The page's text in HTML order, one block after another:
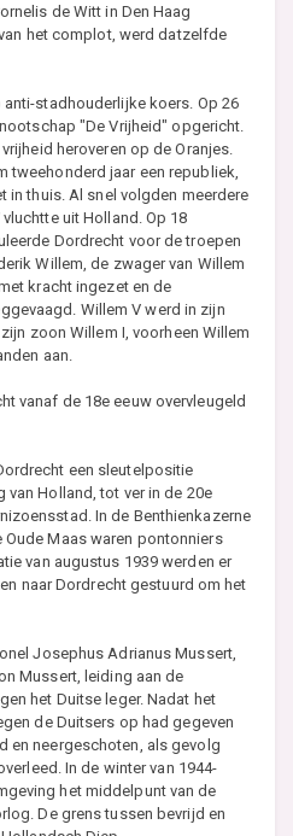
de Witt in Den Haag
het complot, werd datzelfde
stadhouderlijke koers. Op 26
"De Vrijheid" opgericht.
heroveren op de Oranjes.
tweehonderd jaar een republiek,
thuis. Al snel volgden meerdere
uit Holland. Op 18
Dordrecht voor de troepen
Willem, de zwager van Willem
kracht ingezet en de
Willem V werd in zijn
zoon Willem I, voorheen Willem
aan.
vanaf de 18e eeuw overvleugeld
een sleutelpositie
Holland, tot ver in de 20e
In de Benthienkazerne
Oude Maas waren pontonniers
van augustus 1939 werden er
naar Dordrecht gestuurd om het
Josephus Adrianus Mussert,
Mussert, leiding aan de
het Duitse leger. Nadat het
de Duitsers op had gegeven
en neergeschoten, als gevolg
In de winter van 1944-
het middelpunt van de
De grens tussen bevrijd en